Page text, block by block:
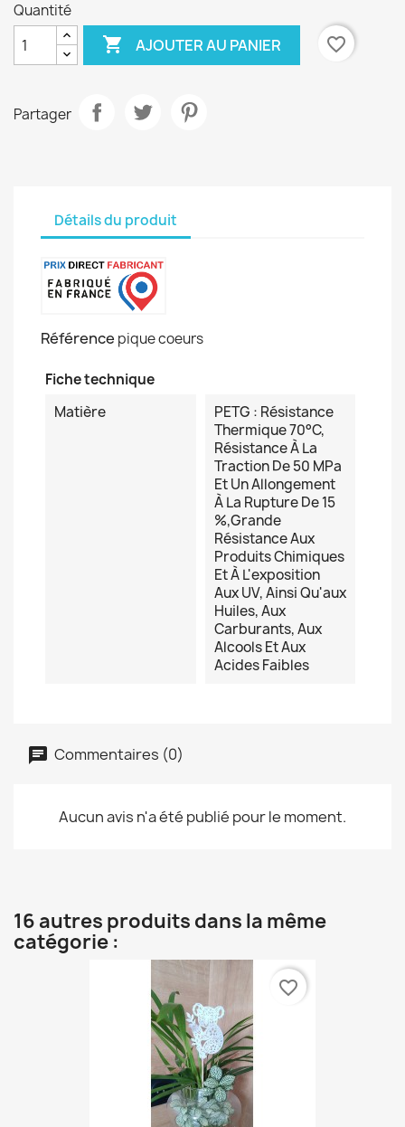
Quantité
 AJOUTER AU PANIER favorite_border
Partager
Détails du produit
Référence pique coeurs
Fiche technique
Matière
PETG : Résistance
Thermique 70°c,
Résistance À La
Traction De 50 MPa
Et Un Allongement
À La Rupture De 15
%,grande
Résistance Aux
Produits Chimiques
Et À L'exposition
Aux UV, Ainsi Qu'aux
Huiles, Aux
Carburants, Aux
Alcools Et Aux
Acides Faibles
Commentaires (0)
Aucun avis n'a été publié pour le moment.
16 autres produits dans la même
catégorie :
favorite_border